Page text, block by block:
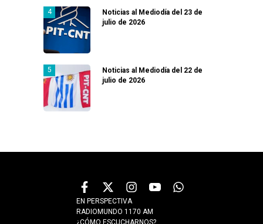
Noticias al Mediodía del 23 de
julio de 2026
Noticias al Mediodía del 22 de
julio de 2026
EN PERSPECTIVA
RADIOMUNDO 1170 AM
¿CÓMO ESCUCHARNOS?